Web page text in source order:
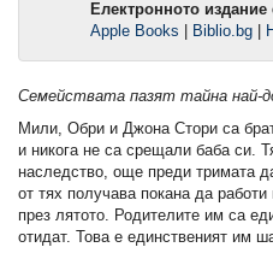
Електронното
Apple Books
Biblio.bg
Семействата пазят тайна най-
Мили, Обри и Джона Стори са
и никога не са срещали баба си.
наследство, още преди тримата
от тях получава покана да
през лятото. Родителите им са
отидат. Това е единственият им